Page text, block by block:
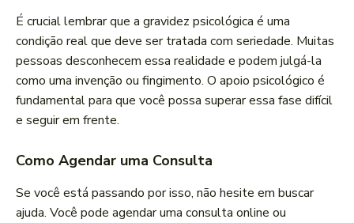
É crucial lembrar que a gravidez psicológica é uma
condição real que deve ser tratada com seriedade. Muitas
pessoas desconhecem essa realidade e podem julgá-la
como uma invenção ou fingimento. O apoio psicológico é
fundamental para que você possa superar essa fase difícil
e seguir em frente.
Como Agendar uma Consulta
Se você está passando por isso, não hesite em buscar
ajuda. Você pode agendar uma consulta online ou